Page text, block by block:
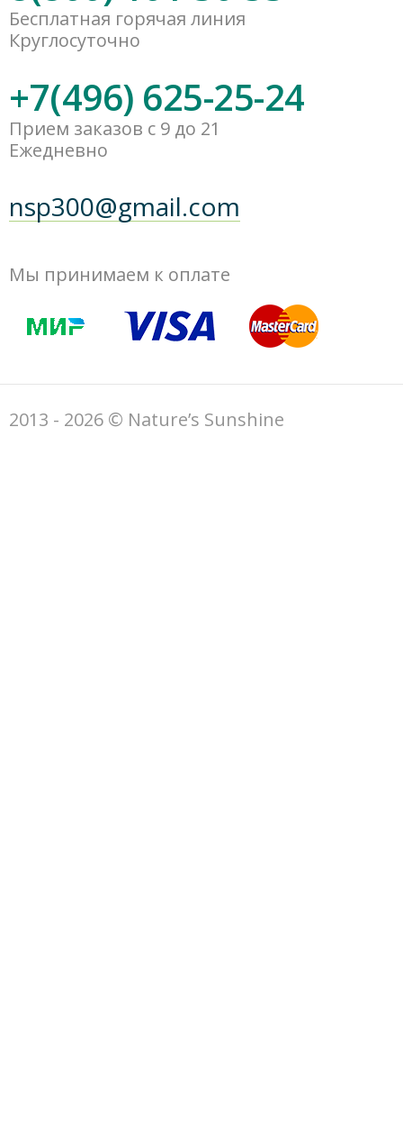
Бесплатная горячая линия
Круглосуточно
+7(496) 625-25-24
Прием заказов с 9 до 21
Ежедневно
nsp300@gmail.com
Мы принимаем к оплате
2013 - 2026 © Nature’s Sunshine